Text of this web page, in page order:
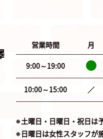
営業時間 月
9:00～19:00
10:00～15:00 ／
※土曜日・日曜日・祝日は
※日曜日は女性スタッフが